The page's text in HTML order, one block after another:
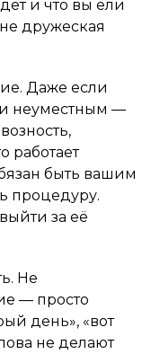
и что вы ели
дружеская
Даже если
неуместным —
работает
быть вашим
процедуру.
за её
Не
— просто
день», «вот
не делают